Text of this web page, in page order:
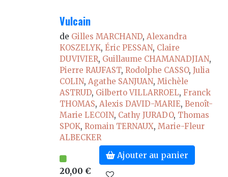
Vulcain
de Gilles MARCHAND,Alexandra
KOSZELYK,Éric PESSAN, Claire
DUVIVIER, Guillaume CHAMANADJIAN,
Pierre RAUFAST,Rodolphe CASSO,Julia
COLIN,Agathe SANJUAN,Michèle
ASTRUD, Gilberto VILLARROEL,Franck
THOMAS,Alexis DAVID-MARIE,Benoît-
Marie LECOIN, Cathy JURADO, Thomas
SPOK,Romain TERNAUX,Marie-Fleur
ALBECKER
20,00 €
Ajouter au panier